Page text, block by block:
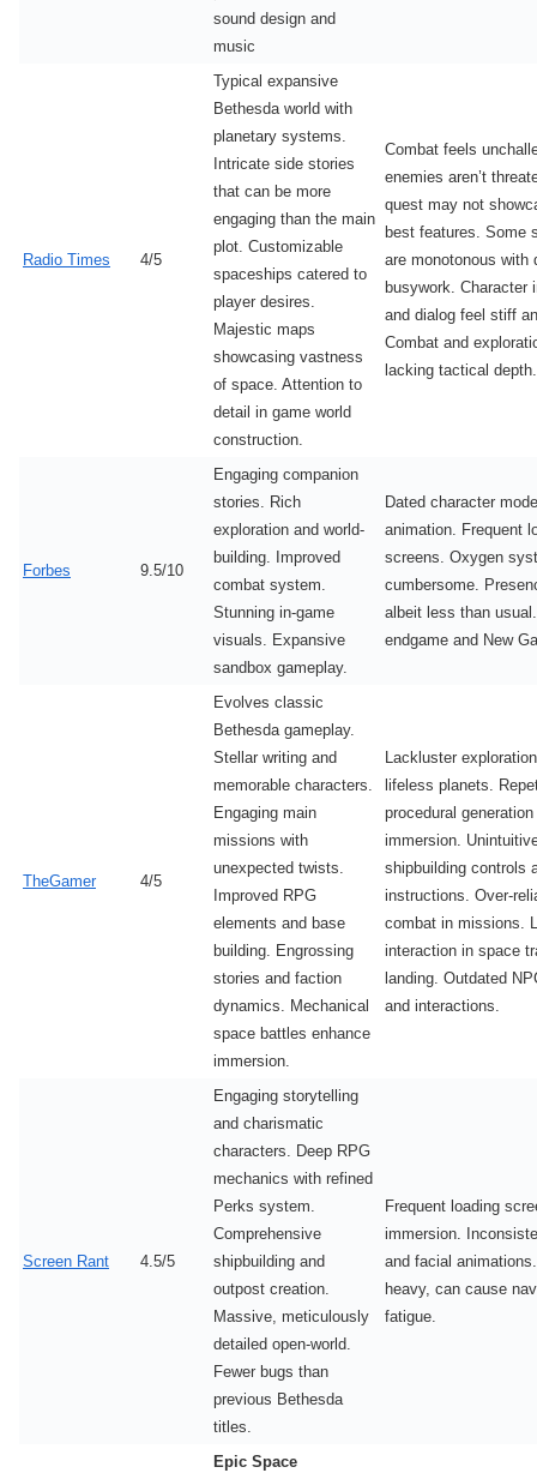
sound design and
music
Radio Times 4/5
Typical expansive
Bethesda world with
planetary systems.
Intricate side stories
that can be more
engaging than the main
plot. Customizable
spaceships catered to
player desires.
Majestic maps
showcasing vastness
of space. Attention to
detail in game world
construction.
Combat feels
enemies aren’t
quest may not
best features. Some
are monotonous with
busywork. Character
and dialog feel stiff
Combat and
lacking tactical depth.
Forbes 9.5/10
Engaging companion
stories. Rich
exploration and world-
building. Improved
combat system.
Stunning in-game
visuals. Expansive
sandbox gameplay.
Dated character
animation. Frequent
screens. Oxygen
cumbersome.
albeit less than
endgame and New
TheGamer 4/5
Evolves classic
Bethesda gameplay.
Stellar writing and
memorable characters.
Engaging main
missions with
unexpected twists.
Improved RPG
elements and base
building. Engrossing
stories and faction
dynamics. Mechanical
space battles enhance
immersion.
Lackluster
lifeless planets.
procedural
immersion.
shipbuilding controls
instructions. Over-
combat in missions.
interaction in space
landing. Outdated
and interactions.
Screen Rant 4.5/5
Engaging storytelling
and charismatic
characters. Deep RPG
mechanics with refined
Perks system.
Comprehensive
shipbuilding and
outpost creation.
Massive, meticulously
detailed open-world.
Fewer bugs than
previous Bethesda
titles.
Frequent loading
immersion.
and facial
heavy, can cause
fatigue.
Epic Space